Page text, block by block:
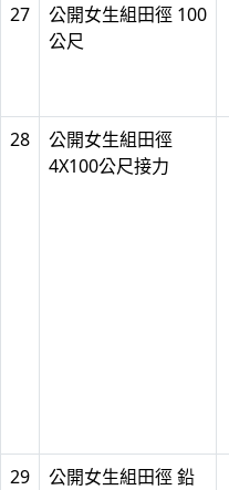
27
公開女生組田徑 100
公尺
28
公開女生組田徑
4X100公尺接力
29
公開女生組田徑 鉛